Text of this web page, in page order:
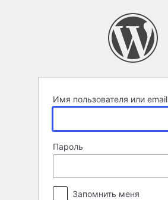
Имя пользователя или email
Пароль
Запомнить меня